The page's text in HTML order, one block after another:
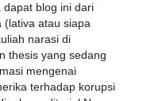
dapat blog ini dari
(lativa atau siapa
narasi di
thesis yang sedang
mengenai
terhadap korupsi